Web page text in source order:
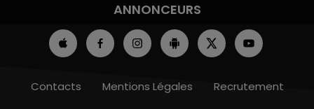
ANNONCEURS
Contacts Mentions Légales
Recrutement